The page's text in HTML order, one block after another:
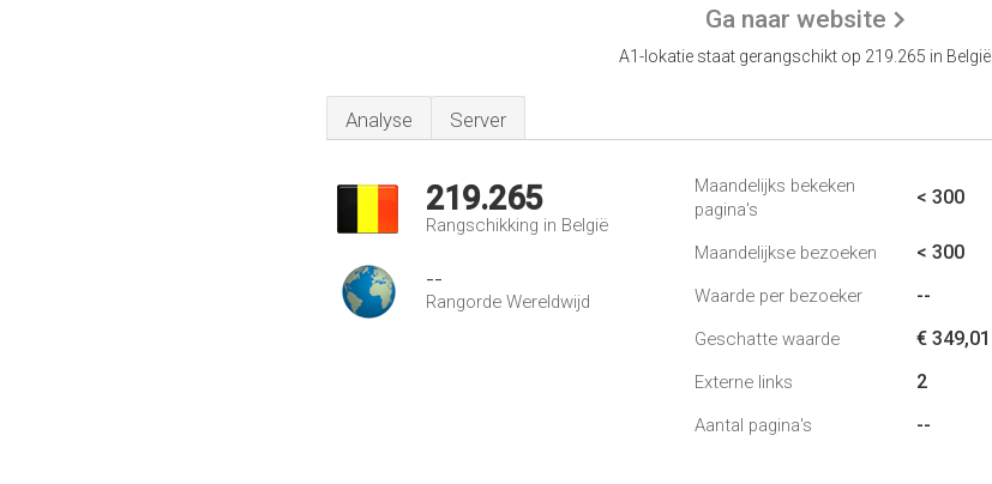
Ga naar website
A1-lokatie staat gerangschikt op 219.265 in België.
Analyse Server
219.265
Rangschikking in België
--
Rangorde Wereldwijd
Maandelijks bekeken
pagina's
< 300
Maandelijkse bezoeken < 300
Waarde per bezoeker --
Geschatte waarde € 349,01
Externe links 2
Aantal pagina's --